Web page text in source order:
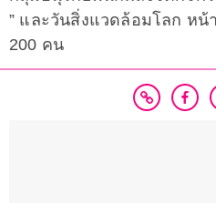
” และวันสิ่งแวดล้อมโลก ห
200 คน